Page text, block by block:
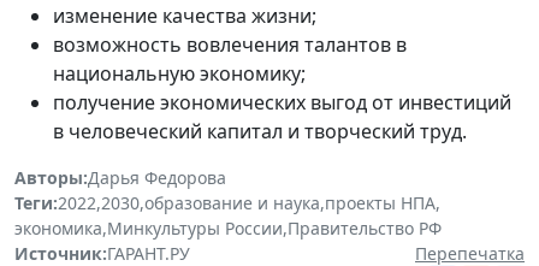
изменение качества жизни;
возможность вовлечения талантов в
национальную экономику;
получение экономических выгод от инвестиций
в человеческий капитал и творческий труд.
Авторы:Дарья Федорова
Теги:2022,2030,образование и наука,проекты НПА,
экономика,Минкультуры России,Правительство РФ
Источник:ГАРАНТ.РУ
Перепечатка